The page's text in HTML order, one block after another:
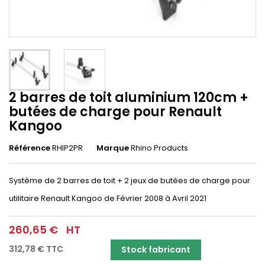
2 barres de toit aluminium 120cm +
butées de charge pour Renault
Kangoo
RéférenceRHIP2PR MarqueRhino Products
Système de 2 barres de toit + 2 jeux de butées de charge pour
utilitaire Renault Kangoo de Février 2008 à Avril 2021
260,65 € HT
312,78 € TTC Stock fabricant